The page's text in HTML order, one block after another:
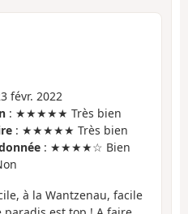
févr. 2022
: ★★★★★ Très bien
: ★★★★★ Très bien
: ★★★★☆ Bien
à la Wantzenau, facile